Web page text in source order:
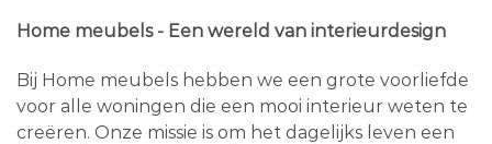
Home meubels - Een wereld van interieurdesign
Bij Home meubels hebben we een grote voorliefde
voor alle woningen die een mooi interieur weten te
creëren. Onze missie is om het dagelijks leven een